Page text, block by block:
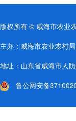
版权所有 © 威海市农业
主办：威海市农业农
地址：山东省威海市
鲁公网安备